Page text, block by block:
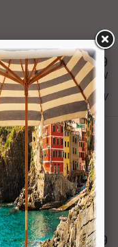
46,29
excl BTW
€ 56,01 incl BTW
46,29